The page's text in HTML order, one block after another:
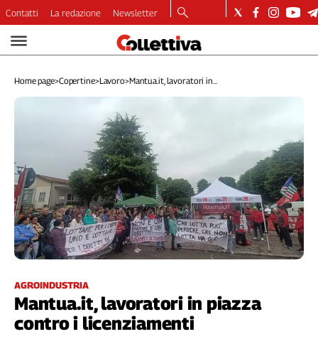
Video
Dirette
Longform
Lavoro
Ambiente
Diritti
Welfare
Italia
Internazionale
Categorie
Filcams
Contatti La redazione Newsletter
Home page>Copertine>Lavoro>Mantua.it, lavoratori in...
AGROINDUSTRIA
Mantua.it, lavoratori in piazza
contro i licenziamenti